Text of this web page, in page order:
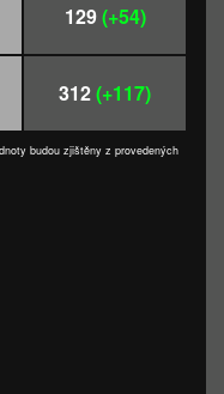
129(+54)
312(+117)
budou zjištěny z provedených